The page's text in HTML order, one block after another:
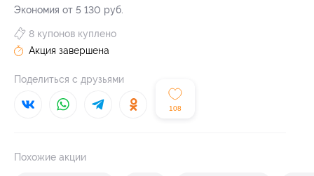
Экономия от 5 130 руб.
108
8 купонов куплено
Акция завершена
Поделиться с друзьями
Похожие акции